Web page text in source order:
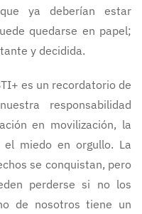
ya deberían estar
quedarse en papel;
y decidida.
es un recordatorio de
responsabilidad
en movilización, la
miedo en orgullo. La
se conquistan, pero
perderse si no los
de nosotros tiene un